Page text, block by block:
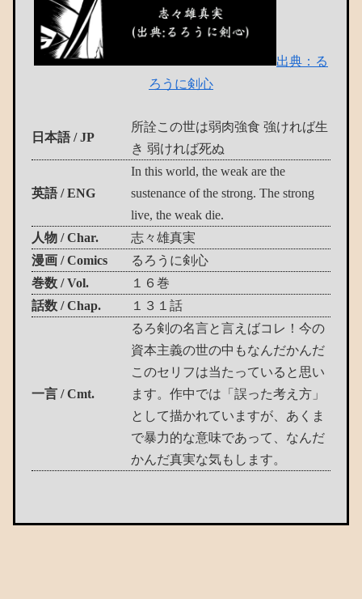
出典：る
ろうに剣心
日本語 / JP
所詮この世は弱肉強食 強ければ生
き 弱ければ死ぬ
英語 / ENG
In this world, the weak are the
sustenance of the strong. The strong
live, the weak die.
人物 / Char.
志々雄真実
漫画 / Comics
るろうに剣心
巻数 / Vol.
１６巻
話数 / Chap.
１３１話
一言 / Cmt.
るろ剣の名言と言えばコレ！今の
資本主義の世の中もなんだかんだ
このセリフは当たっていると思い
ます。作中では「誤った考え方」
として描かれていますが、あくま
で暴力的な意味であって、なんだ
かんだ真実な気もします。